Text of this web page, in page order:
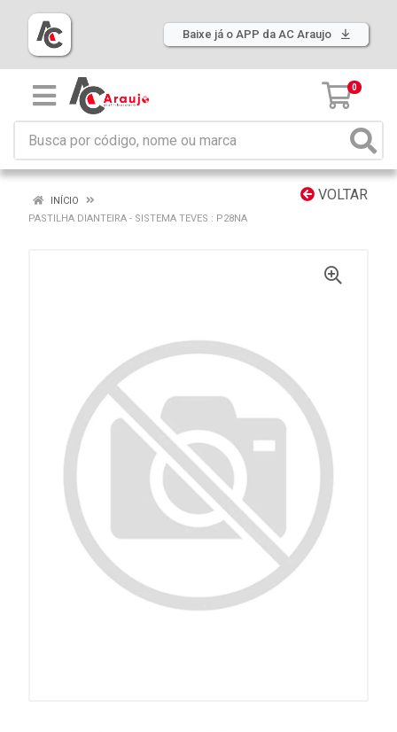
Baixe já o APP da AC Araujo
0
VOLTAR
INÍCIO
PASTILHA DIANTEIRA - SISTEMA TEVES : P28NA